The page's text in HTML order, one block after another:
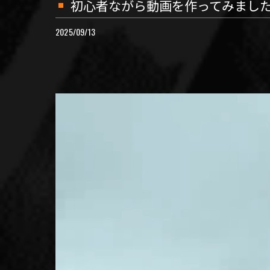
初心者ながら動画を作ってみまし
2025/09/13